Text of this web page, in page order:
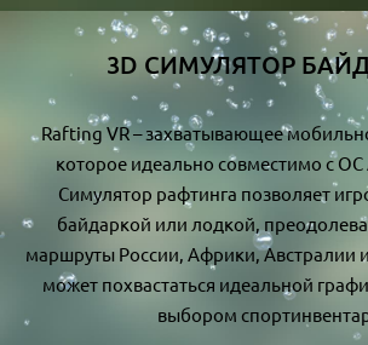
3D СИМУЛЯТОР
Rafting VR – захватывающее
которое идеально совместимо с
Симулятор рафтинга позволяет
байдаркой или лодкой,
маршруты России, Африки, Австралии
может похвастаться идеальной
выбором